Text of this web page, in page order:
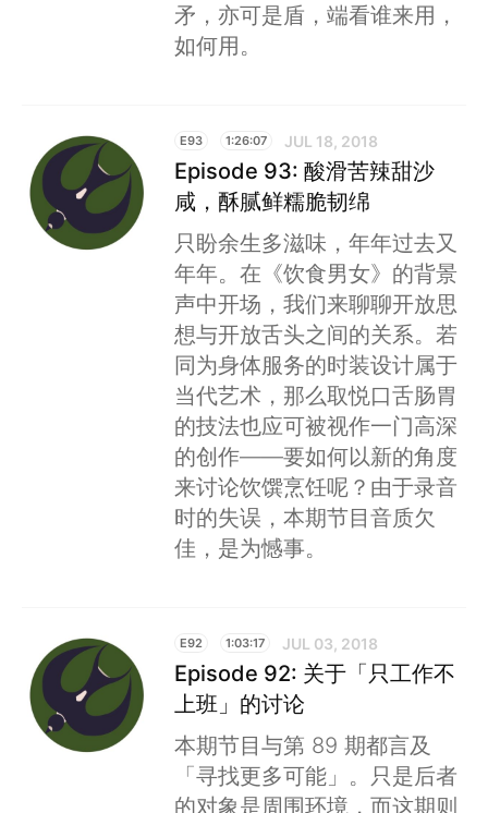
矛，亦可是盾，端看谁来用，
如何用。
E93 1:26:07 JUL 18, 2018
Episode 93: 酸滑苦辣甜沙
咸，酥腻鲜糯脆韧绵
只盼余生多滋味，年年过去又
年年。在《饮食男女》的背景
声中开场，我们来聊聊开放思
想与开放舌头之间的关系。若
同为身体服务的时装设计属于
当代艺术，那么取悦口舌肠胃
的技法也应可被视作一门高深
的创作——要如何以新的角度
来讨论饮馔烹饪呢？由于录音
时的失误，本期节目音质欠
佳，是为憾事。
E92 1:03:17 JUL 03, 2018
Episode 92: 关于「只工作不
上班」的讨论
本期节目与第 89 期都言及
「寻找更多可能」。只是后者
的对象是周围环境，而这期则